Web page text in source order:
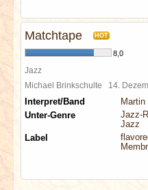
Matchtape HOT
8,0
Jazz
Michael Brinkschulte 14.
Interpret/Band
Unter-Genre
Jazz-
Jazz
Label